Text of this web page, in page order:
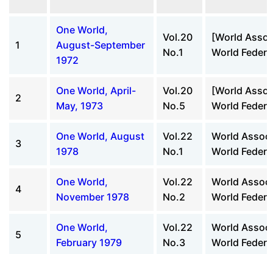
1
One World,
August-September
1972
Vol.20
No.1
[World
World
2
One World, April-
May, 1973
Vol.20
No.5
[World
World
3
One World, August
1978
Vol.22
No.1
World
World
4
One World,
November 1978
Vol.22
No.2
World
World
5
One World,
February 1979
Vol.22
No.3
World
World